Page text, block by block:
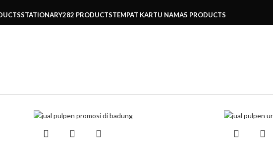
STATIONARY282 PRODUCTSTEMPAT KARTU NAMA5 PRODUCTS